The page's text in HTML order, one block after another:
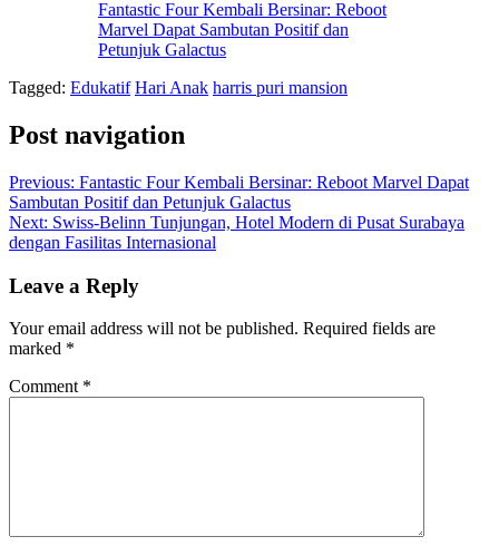
Fantastic Four Kembali Bersinar: Reboot
Marvel Dapat Sambutan Positif dan
Petunjuk Galactus
Tagged: Edukatif Hari Anak harris puri mansion
Post navigation
Previous: Fantastic Four Kembali Bersinar: Reboot Marvel Dapat
Sambutan Positif dan Petunjuk Galactus
Next: Swiss-Belinn Tunjungan, Hotel Modern di Pusat Surabaya
dengan Fasilitas Internasional
Leave a Reply
Your email address will not be published. Required fields are
marked *
Comment *